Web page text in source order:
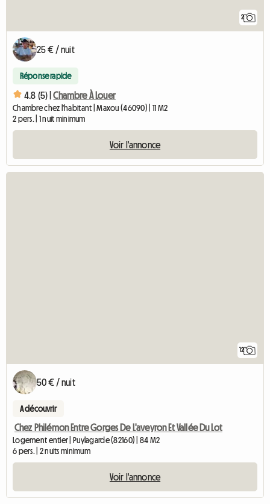
2
25 € / nuit
Réponse rapide
4.8 (5) | Chambre À Louer
Chambre chez l'habitant | Maxou (46090) | 11 M2
2 pers. | 1 nuit minimum
Voir l'annonce
12
50 € / nuit
A découvrir
Chez Philémon Entre Gorges De L'aveyron Et Vallée Du Lot
Logement entier | Puylagarde (82160) | 84 M2
6 pers. | 2 nuits minimum
Voir l'annonce